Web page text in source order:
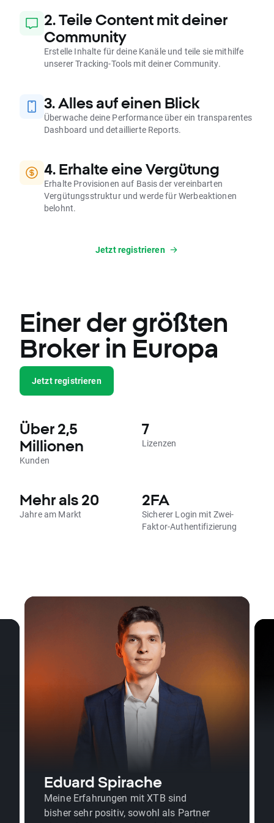
2. Teile Content mit deiner
Community
Erstelle Inhalte für deine Kanäle und teile sie mithilfe
unserer Tracking-Tools mit deiner Community.
3. Alles auf einen Blick
Überwache deine Performance über ein transparentes
Dashboard und detaillierte Reports.
4. Erhalte eine Vergütung
Erhalte Provisionen auf Basis der vereinbarten
Vergütungsstruktur und werde für Werbeaktionen
belohnt.
Jetzt registrieren
Einer der größten
Broker in Europa
Jetzt registrieren
Über 2,5
Millionen
Kunden
7
Lizenzen
Mehr als 20
Jahre am Markt
2FA
Sicherer Login mit Zwei-
Faktor-Authentifizierung
Eduard Spirache
Meine Erfahrungen mit XTB sind
bisher sehr positiv, sowohl als Partner